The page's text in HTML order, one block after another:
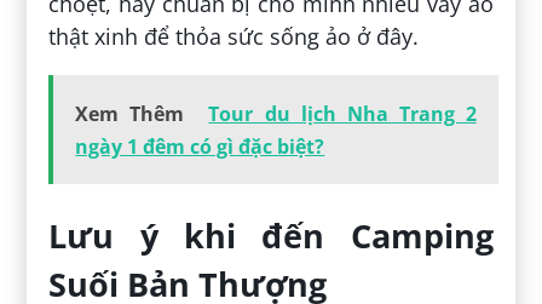
thật xinh để thỏa sức sống ảo ở đây.
Xem Thêm
Tour du lịch Nha Trang 2
ngày 1 đêm có gì đặc biệt?
Lưu ý khi đến Camping
Suối Bản Thượng